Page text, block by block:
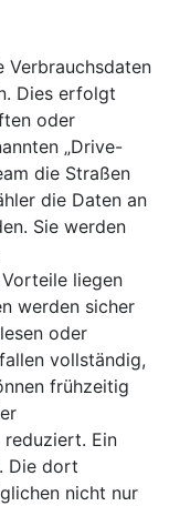
Verbrauchsdaten
Dies erfolgt
oder
„Drive-
die Straßen
die Daten an
Sie werden
liegen
werden sicher
oder
vollständig,
frühzeitig
Ein
Die dort
nicht nur